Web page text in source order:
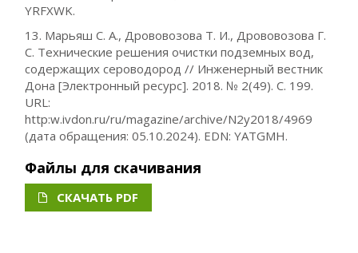
YRFXWK.
13. Марьяш С. А., Дрововозова Т. И., Дрововозова Г.
С. Технические решения очистки подземных вод,
содержащих сероводород // Инженерный вестник
Дона [Электронный ресурс]. 2018. № 2(49). С. 199.
URL:
http:w.ivdon.ru/ru/magazine/archive/N2y2018/4969
(дата обращения: 05.10.2024). EDN: YATGMH.
Файлы для скачивания
СКАЧАТЬ PDF